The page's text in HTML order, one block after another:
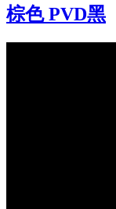
棕色 PVD黑